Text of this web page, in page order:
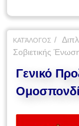
ΚΑΤΆΛΟΓΟΣ
Σοβιετικής
Γενικό